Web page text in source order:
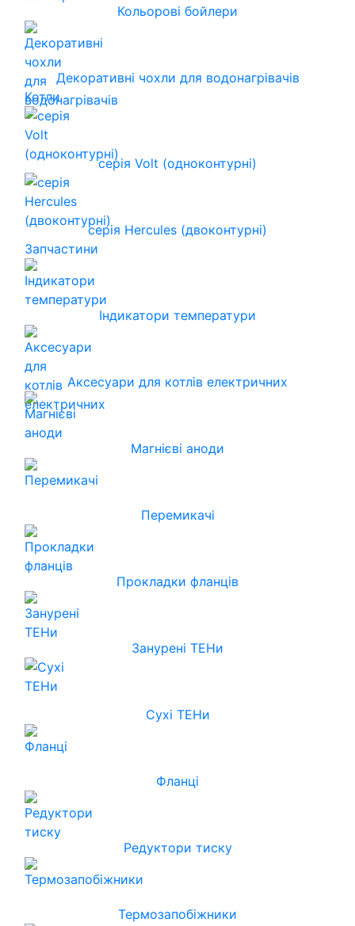
Кольорові бойлери
Декоративні чохли для водонагрівачів
Котли
серія Volt (одноконтурні)
серія Hercules (двоконтурні)
Запчастини
Індикатори температури
Аксесуари для котлів електричних
Магнієві аноди
Перемикачі
Прокладки фланців
Занурені ТЕНи
Сухі ТЕНи
Фланці
Редуктори тиску
Термозапобіжники